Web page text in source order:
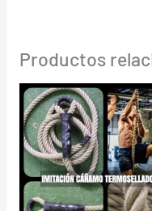
Productos
de